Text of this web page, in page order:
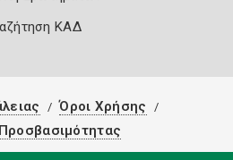
ΚΑΔ
Όροι Χρήσης